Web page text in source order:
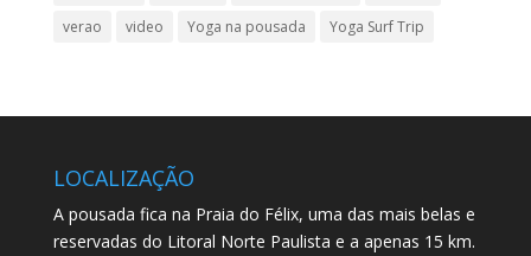
verao
video Yoga na pousada Yoga Surf Trip
LOCALIZAÇÃO
A pousada fica na Praia do Félix, uma das mais belas e
reservadas do Litoral Norte Paulista e a apenas 15 km.